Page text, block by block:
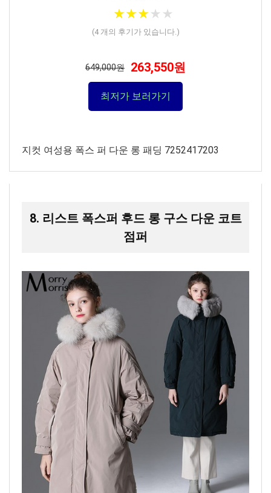
★★★ ★ ★
★★★ ★ ★
(4개의 후기가 있습니다.)
649,000원 263,550원
최저가 보러가기
지컷 여성용 폭스 퍼 다운 롱 패딩 7252417203
8. 리스트 폭스퍼 후드 롱 구스 다운 코트
점퍼